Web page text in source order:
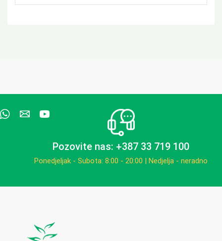
Pozovite nas: +387 33 719 100
Ponedjeljak - Subota: 8:00 - 20:00 | Nedjelja - neradno